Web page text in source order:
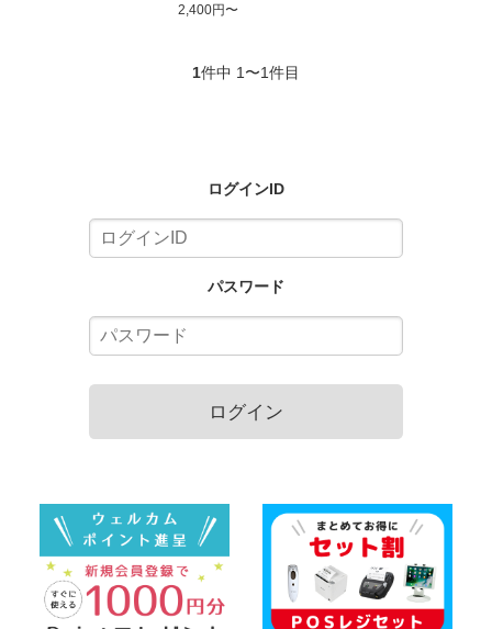
2,400円〜
1件中 1〜1件目
ログインID
パスワード
ログイン